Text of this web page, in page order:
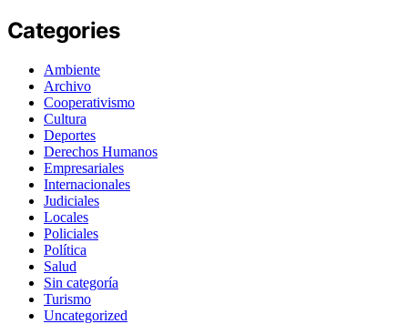
Categories
Ambiente
Archivo
Cooperativismo
Cultura
Deportes
Derechos Humanos
Empresariales
Internacionales
Judiciales
Locales
Policiales
Política
Salud
Sin categoría
Turismo
Uncategorized